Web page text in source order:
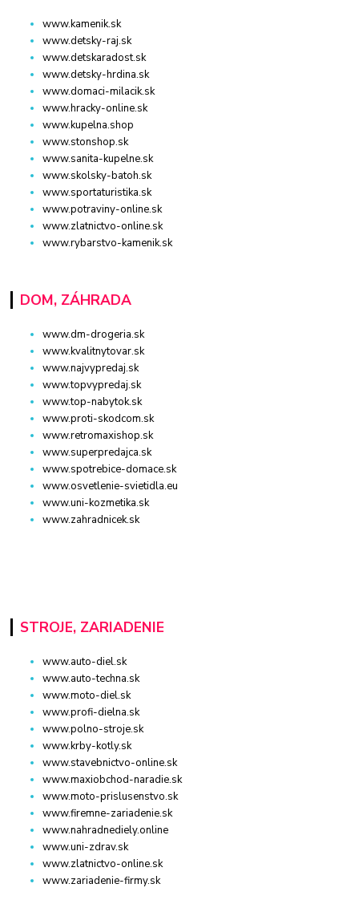
www.kamenik.sk
www.detsky-raj.sk
www.detskaradost.sk
www.detsky-hrdina.sk
www.domaci-milacik.sk
www.hracky-online.sk
www.kupelna.shop
www.stonshop.sk
www.sanita-kupelne.sk
www.skolsky-batoh.sk
www.sportaturistika.sk
www.potraviny-online.sk
www.zlatnictvo-online.sk
www.rybarstvo-kamenik.sk
DOM, ZÁHRADA
www.dm-drogeria.sk
www.kvalitnytovar.sk
www.najvypredaj.sk
www.topvypredaj.sk
www.top-nabytok.sk
www.proti-skodcom.sk
www.retromaxishop.sk
www.superpredajca.sk
www.spotrebice-domace.sk
www.osvetlenie-svietidla.eu
www.uni-kozmetika.sk
www.zahradnicek.sk
STROJE, ZARIADENIE
www.auto-diel.sk
www.auto-techna.sk
www.moto-diel.sk
www.profi-dielna.sk
www.polno-stroje.sk
www.krby-kotly.sk
www.stavebnictvo-online.sk
www.maxiobchod-naradie.sk
www.moto-prislusenstvo.sk
www.firemne-zariadenie.sk
www.nahradnediely.online
www.uni-zdrav.sk
www.zlatnictvo-online.sk
www.zariadenie-firmy.sk